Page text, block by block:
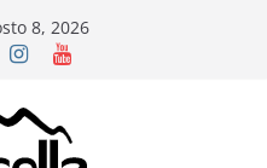
8, 2026